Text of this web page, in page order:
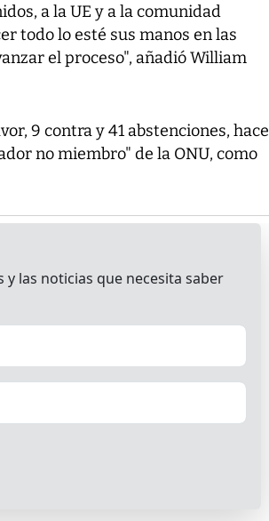
a la UE y a la comunidad
todo lo esté sus manos en las
el proceso", añadió William
9 contra y 41 abstenciones, hace
no miembro" de la ONU, como